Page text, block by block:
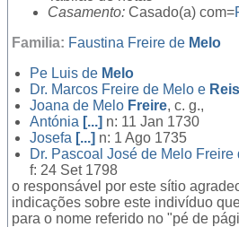
Casamento: Casado(a) com=
Familia: Faustina Freire de Melo
Pe Luis de Melo
Dr. Marcos Freire de Melo e Reis
Joana de Melo Freire, c. g.,
Antónia [...] n: 11 Jan 1730
Josefa [...] n: 1 Ago 1735
Dr. Pascoal José de Melo Freire
f: 24 Set 1798
o responsável por este sítio
indicações sobre este indivíduo
para o nome referido no "pé de